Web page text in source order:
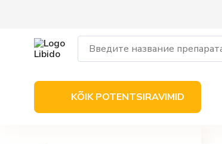
KÕIK POTENTSIRAVIMID